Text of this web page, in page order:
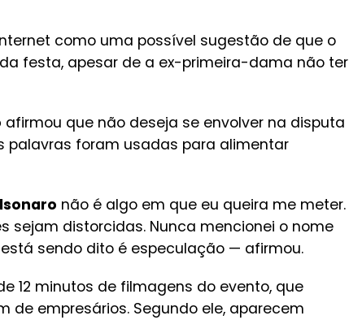
como uma possível sugestão de que o
festa, apesar de a ex-primeira-dama não ter
afirmou que não deseja se envolver na disputa
palavras foram usadas para alimentar
não é algo em que eu queira me meter.
sejam distorcidas. Nunca mencionei o nome
sendo dito é especulação — afirmou.
12 minutos de filmagens do evento, que
de empresários. Segundo ele, aparecem